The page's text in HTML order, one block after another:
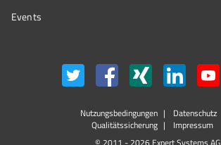
Events
Nutzungsbedingungen
Datenschutz
Qualitätssicherung
Impressum